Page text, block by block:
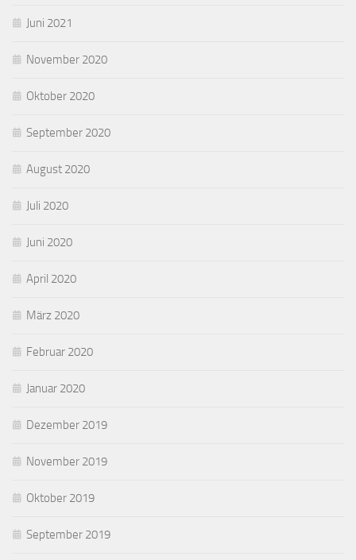
Juni 2021
November 2020
Oktober 2020
September 2020
August 2020
Juli 2020
Juni 2020
April 2020
März 2020
Februar 2020
Januar 2020
Dezember 2019
November 2019
Oktober 2019
September 2019